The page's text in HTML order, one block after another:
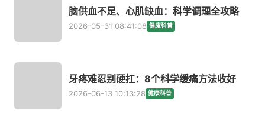
脑供血不足、心肌缺血：科学调理全攻略
2026-05-31 08:41:08 健康科普
牙疼难忍别硬扛：8个科学缓痛方法收好
2026-06-13 10:13:28 健康科普